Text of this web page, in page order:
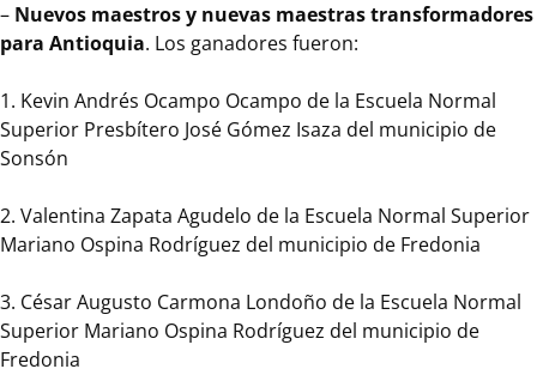
– Nuevos maestros y nuevas maestras transformadores
para Antioquia. Los ganadores fueron:
1. Kevin Andrés Ocampo Ocampo de la Escuela Normal
Superior Presbítero José Gómez Isaza del municipio de
Sonsón
2. Valentina Zapata Agudelo de la Escuela Normal Superior
Mariano Ospina Rodríguez del municipio de Fredonia
3. César Augusto Carmona Londoño de la Escuela Normal
Superior Mariano Ospina Rodríguez del municipio de
Fredonia
maestras,
directivos
y
estudiantes
de
Normales
Superiores
Antioquia
en
dos